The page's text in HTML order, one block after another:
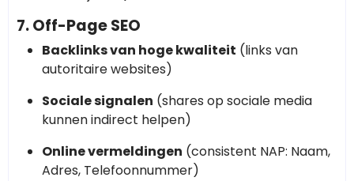
7. Off-Page SEO
Backlinks van hoge kwaliteit (links van
autoritaire websites)
Sociale signalen (shares op sociale media
kunnen indirect helpen)
Online vermeldingen (consistent NAP: Naam,
Adres, Telefoonnummer)